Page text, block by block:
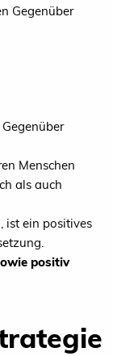
Gegenüber
Menschen
als auch
ist ein positives
positiv